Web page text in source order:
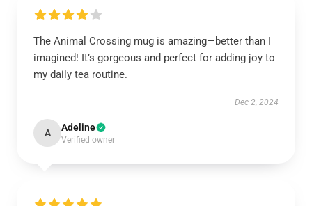
The Animal Crossing mug is amazing—better than I
imagined! It’s gorgeous and perfect for adding joy to
my daily tea routine.
Dec 2, 2024
A Adeline
Verified owner